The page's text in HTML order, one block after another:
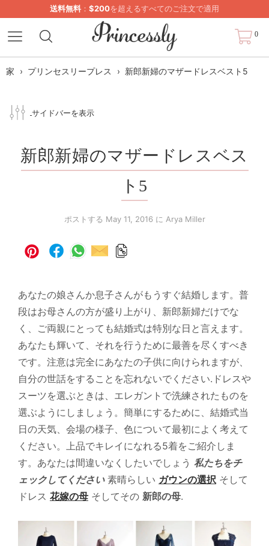
送料無料： $200を超えるすべてのご注文で適用
0
家 › プリンセスリープレス › 新郎新婦のマザードレスベスト5
サイドバーを表示
新郎新婦のマザードレスベス
ト5
ポストする May 11, 2016 に Arya Miller
あなたの娘さんか息子さんがもうすぐ結婚します。普
段はお母さんの方が盛り上がり、新郎新婦だけでな
く、ご両親にとっても結婚式は特別な日と言えます。
あなたも輝いて、それを行うために最善を尽くすべき
です。注意は完全にあなたの子供に向けられますが、
自分の世話をすることを忘れないでください.ドレスや
スーツを選ぶときは、エレガントで洗練されたものを
選ぶようにしましょう。簡単にするために、結婚式当
日の天気、会場の様子、色について最初によく考えて
ください。上品でキレイになれる5着をご紹介しま
す。あなたは間違いなくしたいでしょう 私たちをチ
ェックしてください素晴らしい ガウンの選択 そして
ドレス 花嫁の母 そしてその 新郎の母.